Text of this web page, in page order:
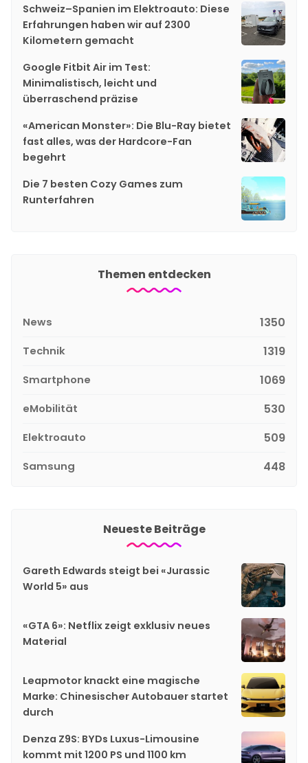
Schweiz–Spanien im Elektroauto: Diese
Erfahrungen haben wir auf 2300
Kilometern gemacht
Google Fitbit Air im Test:
Minimalistisch, leicht und
überraschend präzise
«American Monster»: Die Blu-Ray bietet
fast alles, was der Hardcore-Fan
begehrt
Die 7 besten Cozy Games zum
Runterfahren
Themen entdecken
News 1350
Technik 1319
Smartphone 1069
eMobilität 530
Elektroauto 509
Samsung 448
Neueste Beiträge
Gareth Edwards steigt bei «Jurassic
World 5» aus
«GTA 6»: Netflix zeigt exklusiv neues
Material
Leapmotor knackt eine magische
Marke: Chinesischer Autobauer startet
durch
Denza Z9S: BYDs Luxus-Limousine
kommt mit 1200 PS und 1100 km